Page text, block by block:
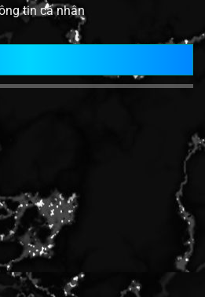
tin cá nhân